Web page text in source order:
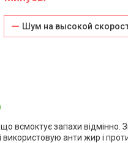
Шум на высокой
всмоктує запахи відмінно.
анти жир і